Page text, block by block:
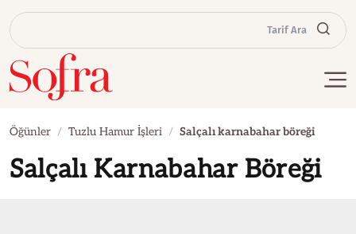
Tarif Ara
Öğünler Tuzlu Hamur İşleri Salçalı karnabahar böreği
Salçalı Karnabahar Böreği